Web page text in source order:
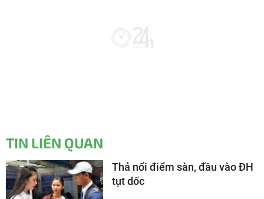
TIN LIÊN QUAN
Thả nổi điểm sàn, đầu vào ĐH
tụt dốc